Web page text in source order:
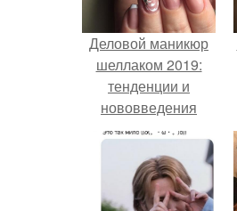
Деловой маникюр
шеллаком 2019:
тенденции и
нововведения